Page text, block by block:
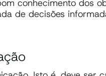
conhecimento dos
de decisões